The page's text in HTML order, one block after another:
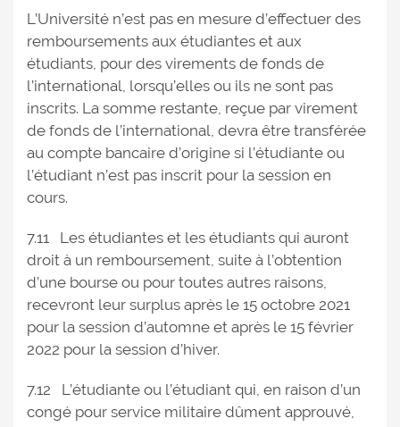
L’Université n’est pas en mesure d’effectuer des
remboursements aux étudiantes et aux
étudiants, pour des virements de fonds de
l’international, lorsqu’elles ou ils ne sont pas
inscrits. La somme restante, reçue par virement
de fonds de l’international, devra être transférée
au compte bancaire d’origine si l’étudiante ou
l’étudiant n’est pas inscrit pour la session en
cours.
7.11 Les étudiantes et les étudiants qui auront
droit à un remboursement, suite à l’obtention
d’une bourse ou pour toutes autres raisons,
recevront leur surplus après le 15 octobre 2021
pour la session d’automne et après le 15 février
2022 pour la session d’hiver.
7.12 L’étudiante ou l’étudiant qui, en raison d’un
congé pour service militaire dûment approuvé,